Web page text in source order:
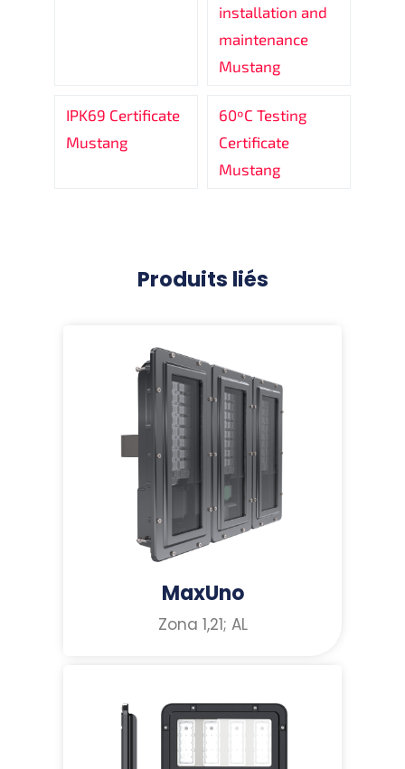
installation and
maintenance
Mustang
IPK69 Certificate
Mustang
60ºC Testing
Certificate
Mustang
Produits liés
MaxUno
Zona 1,21; AL